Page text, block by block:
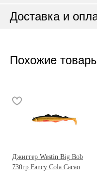
Доставка и
Похожие
Джиггер Westin Big Bob
730гр Fancy Cola Cacao